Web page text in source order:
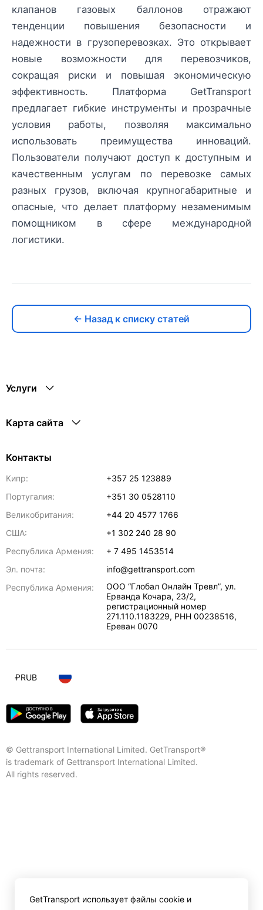
клапанов газовых баллонов отражают
тенденции повышения безопасности и
надежности в грузоперевозках. Это открывает
новые возможности для перевозчиков,
сокращая риски и повышая экономическую
эффективность. Платформа GetTransport
предлагает гибкие инструменты и прозрачные
условия работы, позволяя максимально
использовать преимущества инноваций.
Пользователи получают доступ к доступным и
качественным услугам по перевозке самых
разных грузов, включая крупногабаритные и
опасные, что делает платформу незаменимым
помощником в сфере международной
логистики.
← Назад к списку статей
Услуги
Карта сайта
Контакты
Кипр:
+357 25 123889
Португалия:
+351 30 0528110
Великобритания:
+44 20 4577 1766
США:
+1 302 240 28 90
Республика Армения:
+ 7 495 1453514
Эл. почта:
info@gettransport.com
Республика Армения:
ООО “Глобал Онлайн Тревл”, ул.
Ерванда Кочара, 23/2,
регистрационный номер
271.110.1183229, РНН 00238516,
Ереван 0070
© Gettransport International Limited. GetTransport®
is trademark of Gettransport International Limited.
All rights reserved.
₽RUB
GetTransport использует файлы cookie и